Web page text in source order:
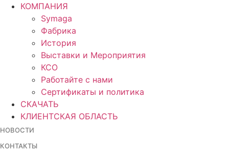
КОМПАНИЯ
Symaga
Фабрика
История
Выставки и Мероприятия
КСО
Работайте с нами
Сертификаты и политика
СКАЧАТЬ
КЛИЕНТСКАЯ ОБЛАСТЬ
НОВОСТИ
КОНТАКТЫ